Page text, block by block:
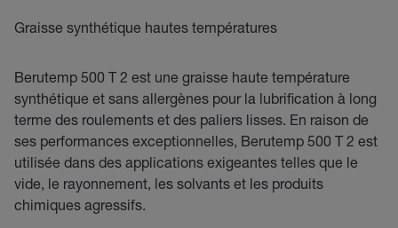
Graisse synthétique hautes températures
Berutemp 500 T 2 est une graisse haute température
synthétique et sans allergènes pour la lubrification à long
terme des roulements et des paliers lisses. En raison de
ses performances exceptionnelles, Berutemp 500 T 2 est
utilisée dans des applications exigeantes telles que le
vide, le rayonnement, les solvants et les produits
chimiques agressifs.